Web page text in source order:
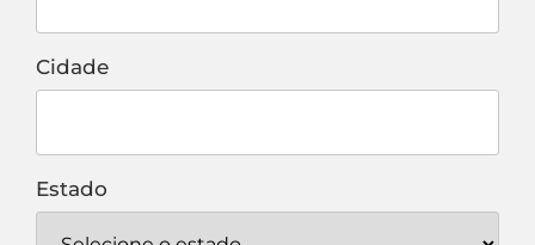
Cidade
Estado